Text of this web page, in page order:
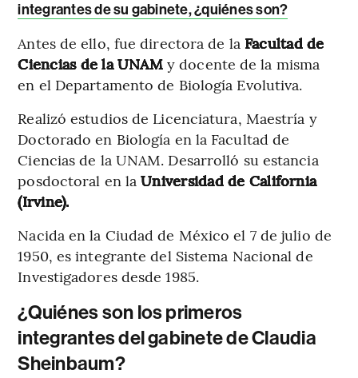
integrantes de su gabinete, ¿quiénes son?
Antes de ello, fue directora de la Facultad de
Ciencias de la UNAMy docente de la misma
en el Departamento de Biología Evolutiva.
Realizó estudios de Licenciatura, Maestría y
Doctorado en Biología en la Facultad de
Ciencias de la UNAM. Desarrolló su estancia
posdoctoral en laUniversidad de California
(Irvine).
Nacida en la Ciudad de México el 7 de julio de
1950, es integrante del Sistema Nacional de
Investigadores desde 1985.
¿Quiénes son los primeros
integrantes del gabinete de Claudia
Sheinbaum?